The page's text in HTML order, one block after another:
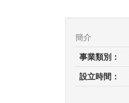
簡介
事業類別：
設立時間：